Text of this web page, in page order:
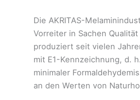
Die AKRITAS-
Vorreiter in Sachen Qualität
produziert seit vielen
mit E1-Kennzeichnung, d.
minimaler
an den Werten von